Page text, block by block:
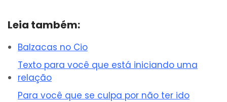
Leia também:
Balzacas no Cio
Texto para você que está iniciando uma
relação
Para você que se culpa por não ter ido